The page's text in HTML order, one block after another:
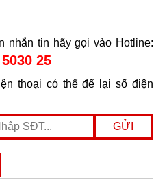
nhắn tin hãy gọi vào Hotline:
25
thoại có thể để lại số điện